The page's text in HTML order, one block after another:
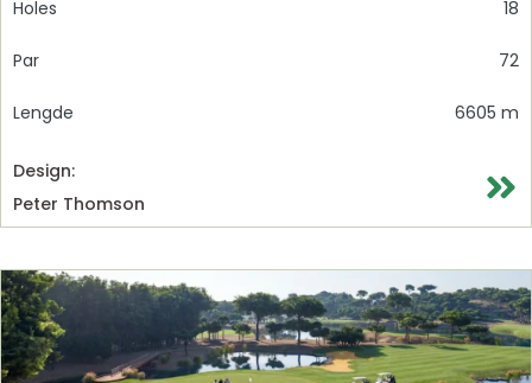
Holes 18
Par 72
Lengde 6605 m
Design:
Peter Thomson